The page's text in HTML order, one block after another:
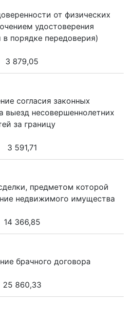
от физических
удостоверения
в порядке передоверия)
3 879,05
согласия законных
выезд несовершеннолетних
за границу
3 591,71
предметом которой
недвижимого имущества
14 366,85
брачного договора
25 860,33